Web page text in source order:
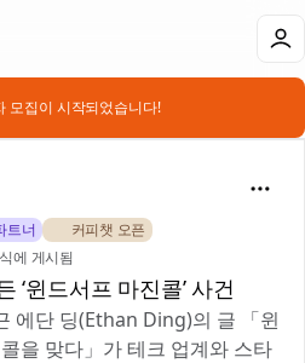
모집이 시작되었습니다!
트너
☕ 커피챗 오픈
에 게시됨
‘윈드서프 마진콜’ 사건
에단 딩(Ethan Ding)의 글 「윈
을 맞다」가 테크 업계와 스타